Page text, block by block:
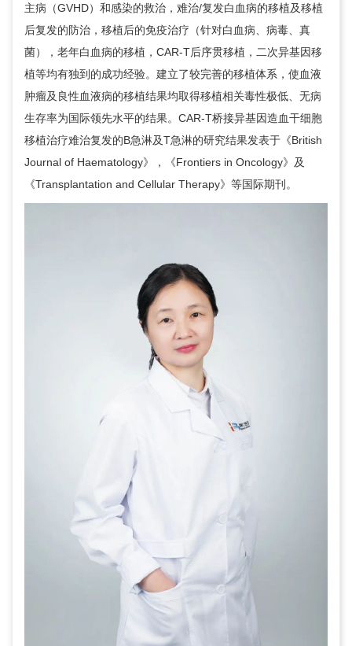
主病（GVHD）和感染的救治，难治/复发白血病的移植及移植
后复发的防治，移植后的免疫治疗（针对白血病、病毒、真
菌），老年白血病的移植，CAR-T后序贯移植，二次异基因移
植等均有独到的成功经验。建立了较完善的移植体系，使血液
肿瘤及良性血液病的移植结果均取得移植相关毒性极低、无病
生存率为国际领先水平的结果。CAR-T桥接异基因造血干细胞
移植治疗难治复发的B急淋及T急淋的研究结果发表于《British
Journal of Haematology》，《Frontiers in Oncology》及
《Transplantation and Cellular Therapy》等国际期刊。